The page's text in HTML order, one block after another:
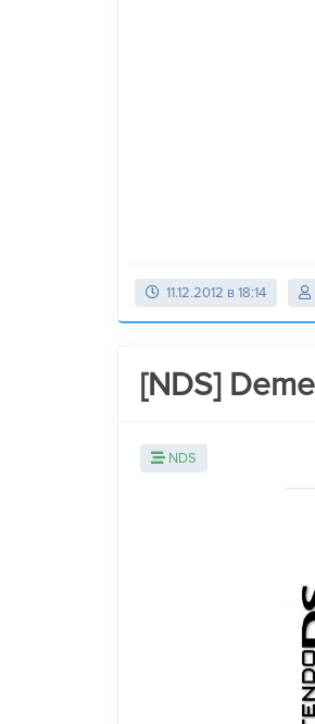
11.12.2012 в 18:14
[NDS]
NDS